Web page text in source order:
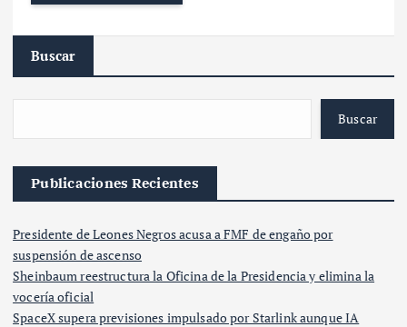
Buscar
Buscar
Publicaciones Recientes
Presidente de Leones Negros acusa a FMF de engaño por
suspensión de ascenso
Sheinbaum reestructura la Oficina de la Presidencia y elimina la
vocería oficial
SpaceX supera previsiones impulsado por Starlink aunque IA